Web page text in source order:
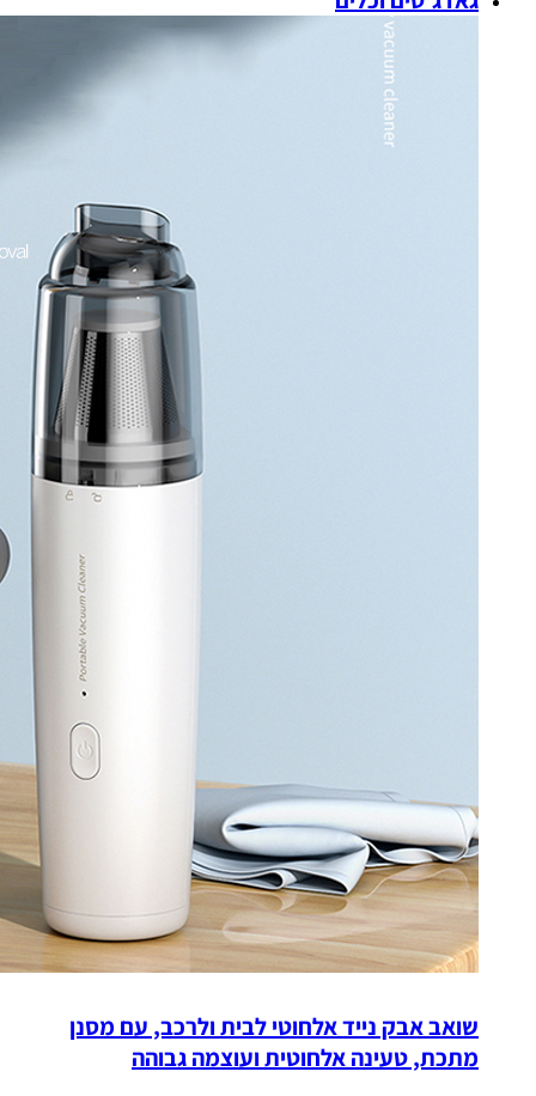
שואב אבק נייד אלחוטי לבית ולרכב, עם מסנן
מתכת, טעינה אלחוטית ועוצמה גבוהה